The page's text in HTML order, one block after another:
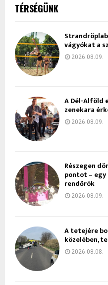
TÉRSÉGÜNK
vágyókat a
2026.08.09.
A Dél-Alföld
zenekara
2026.08.09.
Részegen
pontot –
rendőrök
2026.08.09.
A tetejére
közelében,
2026.08.08.